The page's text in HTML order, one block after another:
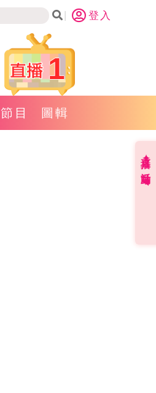
登入
1
節目 圖輯
直播✦活動